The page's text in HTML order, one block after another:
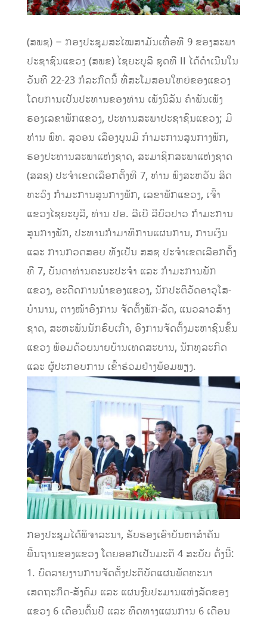
(ສພຊ) – ກອງປະຊຸມສະໄໝສາມັນເທື່ອທີ 9 ຂອງສະພາ
ປະຊາຊົນແຂວງ (ສພຂ) ໄຊຍະບູລີ ຊຸດທີ II ໄດ້ດຳເນີນໃນ
ວັນທີ 22-23 ກໍລະກົດນີ້ ທີ່ສະໂມສອນໃຫຍ່ຂອງແຂວງ
ໂດຍການເປັນປະທານຂອງທ່ານ ເພັງນິລັນ ຄໍາພັນເພັງ
ຮອງເລຂາພັກແຂວງ, ປະທານສະພາປະຊາຊົນແຂວງ; ມີ
ທ່ານ ພົທ. ສຸວອນ ເລືອງບຸນມີ ກໍາມະການສູນກາງພັກ,
ຮອງປະທານສະພາແຫ່ງຊາດ, ສະມາຊິກສະພາແຫ່ງຊາດ
(ສສຊ) ປະຈໍາເຂດເລືອກຕັ້ງທີ 7, ທ່ານ ພົງສະຫວັນ ສິດ
ທະວົງ ກໍາມະການສູນກາງພັກ, ເລຂາພັກແຂວງ, ເຈົ້າ
ແຂວງໄຊຍະບູລີ, ທ່ານ ປອ. ລີເບີ ລີບົວປາວ ກໍາມະການ
ສູນກາງພັກ, ປະທານກຳມາທິການແຜນການ, ການເງິນ
ແລະ ການກວດສອບ ທັງເປັນ ສສຊ ປະຈໍາເຂດເລືອກຕັ້ງ
ທີ 7, ບັນດາທ່ານຄະນະປະຈໍາ ແລະ ກໍາມະການພັກ
ແຂວງ, ອະດີດການນໍາຂອງແຂວງ, ນັກປະຕິວັດອາວຸໂສ-
ບໍານານ, ຕາງໜ້າອົງການ ຈັດຕັ້ງພັກ-ລັດ, ແນວລາວສ້າງ
ຊາດ, ສະຫະພັນນັກຮົບເກົ່າ, ອົງການຈັດຕັ້ງມະຫາຊົນຂັ້ນ
ແຂວງ ພ້ອມດ້ວຍນາຍບ້ານເທດສະບານ, ນັກທຸລະກິດ
ແລະ ຜູ້ປະກອບການ ເຂົ້າຮ່ວມຢ່າງພ້ອມພຽງ.
ກອງປະຊຸມໄດ້ພິຈາລະນາ, ຮັບຮອງເອົາບັນຫາສໍາຄັນ
ພື້ນຖານຂອງແຂວງ ໂດຍອອກເປັນມະຕິ 4 ສະບັບ ດັ່ງນີ້:
1. ບົດລາຍງານການຈັດຕັ້ງປະຕິບັດແຜນພັດທະນາ
ເສດຖະກິດ-ສັງຄົມ ແລະ ແຜນງົບປະມານແຫ່ງລັດຂອງ
ແຂວງ 6 ເດືອນຕົ້ນປີ ແລະ ທິດທາງແຜນການ 6 ເດືອນ